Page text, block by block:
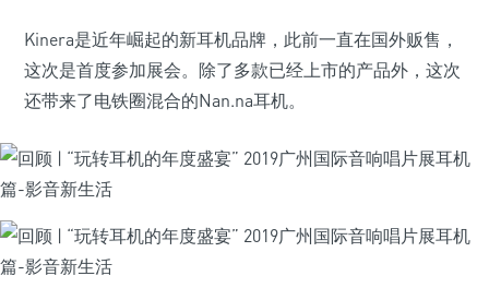
Kinera是近年崛起的新耳机品牌，此前一直在国外贩售，
这次是首度参加展会。除了多款已经上市的产品外，这次
还带来了电铁圈混合的Nan.na耳机。